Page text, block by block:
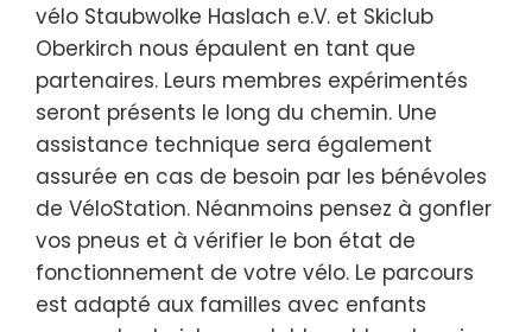
vélo Staubwolke Haslach e.V. et Skiclub
Oberkirch nous épaulent en tant que
partenaires. Leurs membres expérimentés
seront présents le long du chemin. Une
assistance technique sera également
assurée en cas de besoin par les bénévoles
de VéloStation. Néanmoins pensez à gonfler
vos pneus et à vérifier le bon état de
fonctionnement de votre vélo. Le parcours
est adapté aux familles avec enfants